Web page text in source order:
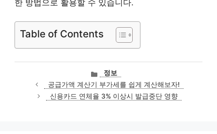
한 방법으로 활용할 수 있습니다.
Table of Contents
카
테
고
리
정보
공급가액 계산기 부가세를 쉽게 계산해보자!
신용카드 연체율 3% 이상시 발급중단 영향